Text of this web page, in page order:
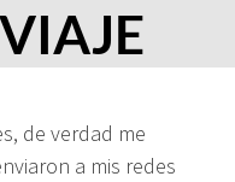
de verdad me
a mis redes